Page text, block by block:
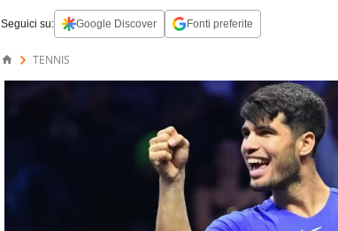
Seguici su: Google Discover Fonti preferite
TENNIS